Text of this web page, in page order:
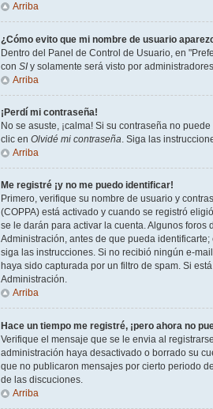
Arriba
¿Cómo evito que mi nombre de usuario
Dentro del Panel de Control de Usuario, en
con SIy solamente será visto por
Arriba
¡Perdí mi contraseña!
No se asuste, ¡calma! Si su contraseña no
clic en Olvidé mi contraseña. Siga las
Arriba
Me registré ¡y no me puedo identificar!
Primero, verifique su nombre de usuario y
(COPPA) está activado y cuando se registró
se le darán para activar la cuenta. Algunos
Administración, antes de que pueda
siga las instrucciones. Si no recibió ningún e-
haya sido capturada por un filtro de spam. Si
Administración.
Arriba
Hace un tiempo me registré, ¡pero ahora no
Verifique el mensaje que se le envia al
administración haya desactivado o borrado su
que no publicaron mensajes por cierto periodo
de las discuciones.
Arriba